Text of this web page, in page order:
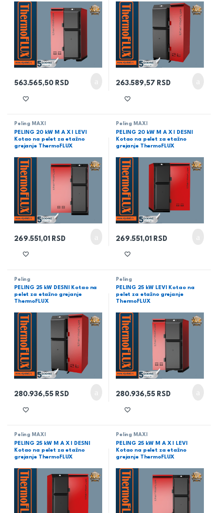
563.565,50 RSD 263.589,57 RSD
Peling MAXI
PELING 20 kW M A X I LEVI
Kotao na pelet za etažno
grejanje ThermoFLUX
269.551,01 RSD
Peling MAXI
PELING 20 kW M A X I DESNI
Kotao na pelet za etažno
grejanje ThermoFLUX
269.551,01 RSD
Peling
PELING 25 kW DESNI Kotao na
pelet za etažno grejanje
ThermoFLUX
280.936,55 RSD
Peling
PELING 25 kW LEVI Kotao na
pelet za etažno grejanje
ThermoFLUX
280.936,55 RSD
Peling MAXI
PELING 25 kW M A X I DESNI
Kotao na pelet za etažno
grejanje ThermoFLUX
Peling MAXI
PELING 25 kW M A X I LEVI
Kotao na pelet za etažno
grejanje ThermoFLUX